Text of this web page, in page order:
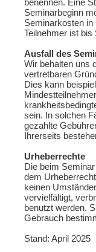
benennen. Eine
Seminarbeginn
Seminarkosten in
Teilnehmer ist bis
Ausfall des
Wir behalten uns
vertretbaren
Dies kann
sein. In solchen
gezahlte
Ihrerseits
Urheberrechte
Die beim
dem
keinen
vervielfältigt,
benutzt werden.
Gebrauch
Stand: April 2025